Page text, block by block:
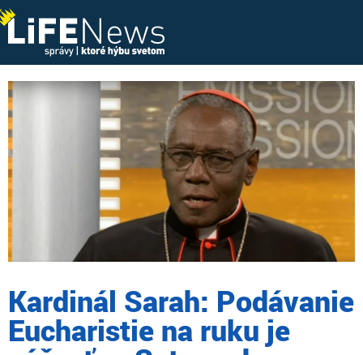
Kardinál Sarah: Podávanie
Eucharistie na ruku je